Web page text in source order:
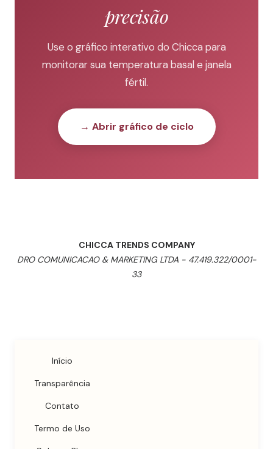
precisão
Use o gráfico interativo do Chicca para
monitorar sua temperatura basal e janela
fértil.
→ Abrir gráfico de ciclo
CHICCA TRENDS COMPANY
DRO COMUNICACAO & MARKETING LTDA - 47.419.322/0001-
33
Início
Transparência
Contato
Termo de Uso